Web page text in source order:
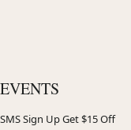
EVENTS
SMS Sign Up Get $15 Off